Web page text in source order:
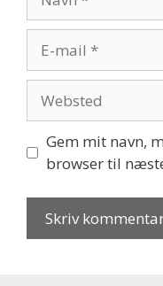
mail
Gem mit navn,
browser til